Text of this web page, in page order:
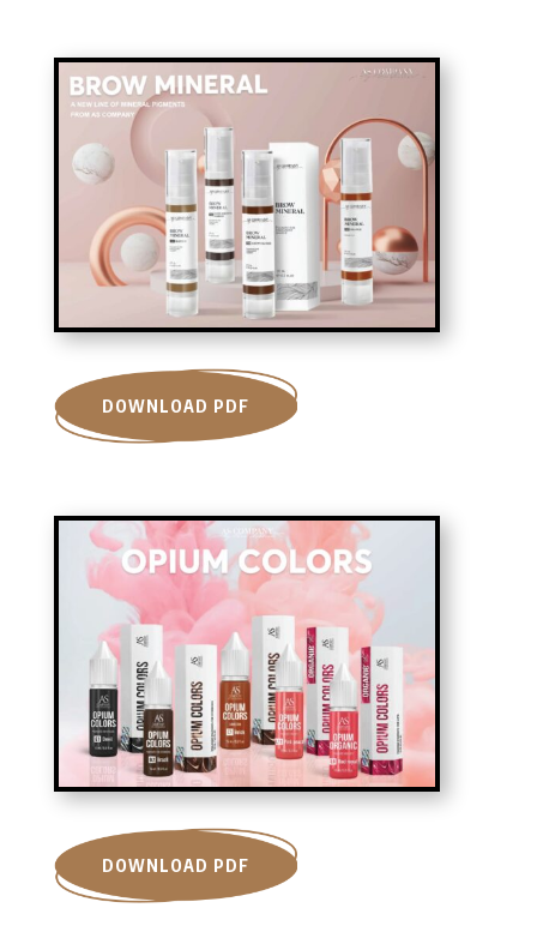
DOWNLOAD PDF
DOWNLOAD PDF